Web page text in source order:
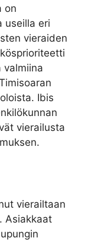
on
useilla eri
vieraiden
valmiina
Ibis
vierailusta
vierailtaan
Asiakkaat